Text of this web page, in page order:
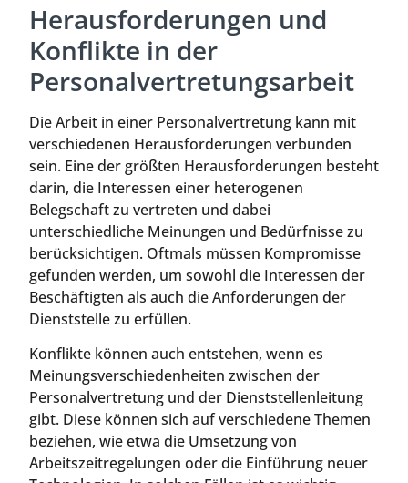
Herausforderungen und
Konflikte in der
Personalvertretungsarbeit
Die Arbeit in einer Personalvertretung kann mit
verschiedenen Herausforderungen verbunden
sein. Eine der größten Herausforderungen besteht
darin, die Interessen einer heterogenen
Belegschaft zu vertreten und dabei
unterschiedliche Meinungen und Bedürfnisse zu
berücksichtigen. Oftmals müssen Kompromisse
gefunden werden, um sowohl die Interessen der
Beschäftigten als auch die Anforderungen der
Dienststelle zu erfüllen.
Konflikte können auch entstehen, wenn es
Meinungsverschiedenheiten zwischen der
Personalvertretung und der Dienststellenleitung
gibt. Diese können sich auf verschiedene Themen
beziehen, wie etwa die Umsetzung von
Arbeitszeitregelungen oder die Einführung neuer